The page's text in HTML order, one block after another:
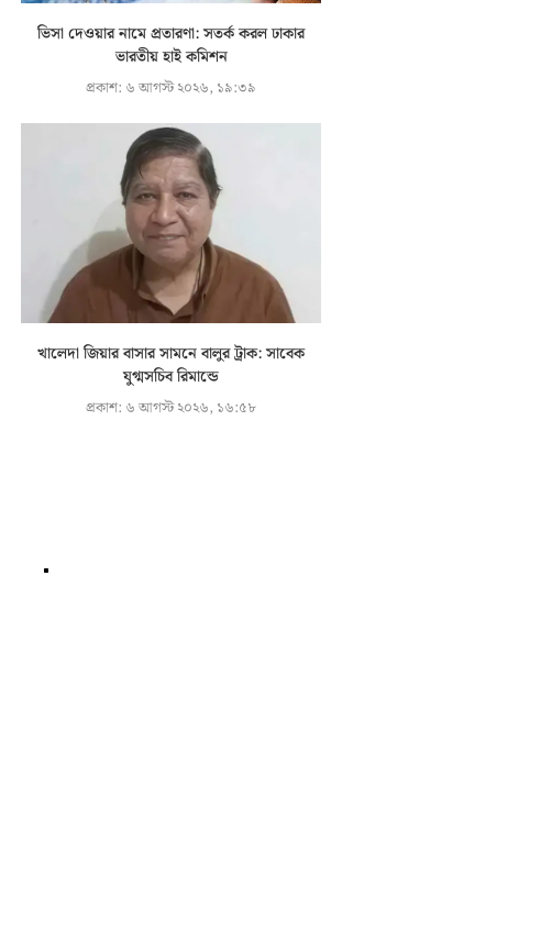
ভিসা দেওয়ার নামে প্রতারণা: সতর্ক করল ঢাকার
ভারতীয় হাই কমিশন
প্রকাশ: ৬ আগস্ট ২০২৬, ১৯:৩৯
খালেদা জিয়ার বাসার সামনে বালুর ট্রাক: সাবেক
যুগ্মসচিব রিমান্ডে
প্রকাশ: ৬ আগস্ট ২০২৬, ১৬:৫৮